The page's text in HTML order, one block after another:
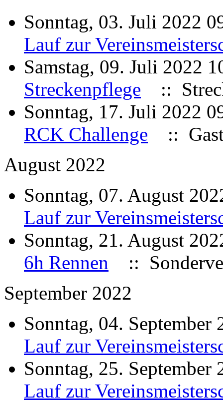
Sonntag, 03. Juli 2022
Lauf zur
Samstag, 09. Juli 2022
Streckenpflege
::
Sonntag, 17. Juli 2022
RCK Challenge
::
August 2022
Sonntag, 07. August
Lauf zur
Sonntag, 21. August
6h Rennen
::
September 2022
Sonntag, 04.
Lauf zur
Sonntag, 25.
Lauf zur